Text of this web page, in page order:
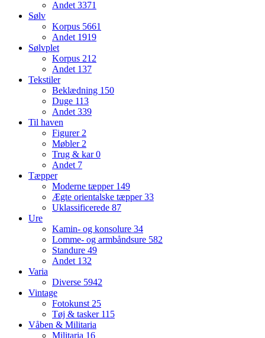
Andet3371
Sølv
Korpus 5661
Andet 1919
Sølvplet
Korpus 212
Andet 137
Tekstiler
Beklædning 150
Duge 113
Andet339
Til haven
Figurer2
Møbler2
Trug & kar0
Andet 7
Tæpper
Moderne tæpper 149
Ægte orientalske tæpper33
Uklassificerede 87
Ure
Kamin- og konsolure 34
Lomme- og armbåndsure 582
Standure 49
Andet 132
Varia
Diverse 5942
Vintage
Fotokunst25
Tøj & tasker 115
Våben & Militaria
Militaria 16